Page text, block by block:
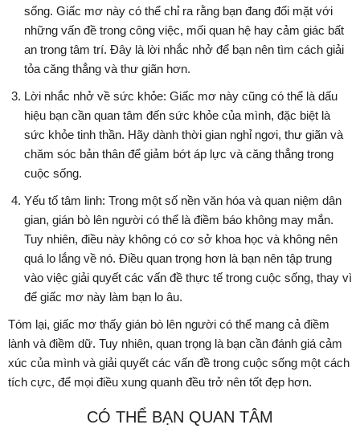
sống. Giấc mơ này có thể chỉ ra rằng bạn đang đối mặt với
những vấn đề trong công việc, mối quan hệ hay cảm giác bất
an trong tâm trí. Đây là lời nhắc nhở để bạn nên tìm cách giải
tỏa căng thẳng và thư giãn hơn.
Lời nhắc nhở về sức khỏe: Giấc mơ này cũng có thể là dấu
hiệu bạn cần quan tâm đến sức khỏe của mình, đặc biệt là
sức khỏe tinh thần. Hãy dành thời gian nghỉ ngơi, thư giãn và
chăm sóc bản thân để giảm bớt áp lực và căng thẳng trong
cuộc sống.
Yếu tố tâm linh: Trong một số nền văn hóa và quan niệm dân
gian, gián bò lên người có thể là điềm báo không may mắn.
Tuy nhiên, điều này không có cơ sở khoa học và không nên
quá lo lắng về nó. Điều quan trọng hơn là bạn nên tập trung
vào việc giải quyết các vấn đề thực tế trong cuộc sống, thay vì
để giấc mơ này làm bạn lo âu.
Tóm lại, giấc mơ thấy gián bò lên người có thể mang cả điềm
lành và điềm dữ. Tuy nhiên, quan trọng là bạn cần đánh giá cảm
xúc của mình và giải quyết các vấn đề trong cuộc sống một cách
tích cực, để mọi điều xung quanh đều trở nên tốt đẹp hơn.
CÓ THỂ BẠN QUAN TÂM